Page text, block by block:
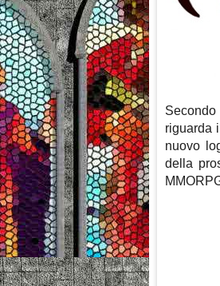
Secondo
riguarda
nuovo
della